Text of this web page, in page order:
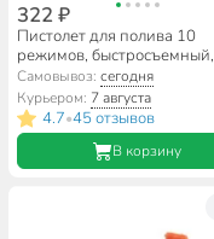
322 ₽
Пистолет для полива 10
режимов, быстросъемный,
Grandy, JS-9322
Самовывоз:сегодня
Курьером: 7 августа
4.7•45 отзывов
В корзину